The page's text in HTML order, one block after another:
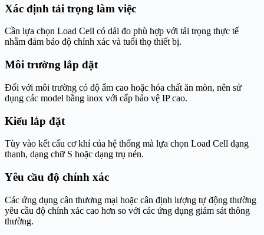
Xác định tải trọng làm việc
Cần lựa chọn Load Cell có dải đo phù hợp với tải trọng thực tế
nhằm đảm bảo độ chính xác và tuổi thọ thiết bị.
Môi trường lắp đặt
Đối với môi trường có độ ẩm cao hoặc hóa chất ăn mòn, nên sử
dụng các model bằng inox với cấp bảo vệ IP cao.
Kiểu lắp đặt
Tùy vào kết cấu cơ khí của hệ thống mà lựa chọn Load Cell dạng
thanh, dạng chữ S hoặc dạng trụ nén.
Yêu cầu độ chính xác
Các ứng dụng cân thương mại hoặc cân định lượng tự động thường
yêu cầu độ chính xác cao hơn so với các ứng dụng giám sát thông
thường.